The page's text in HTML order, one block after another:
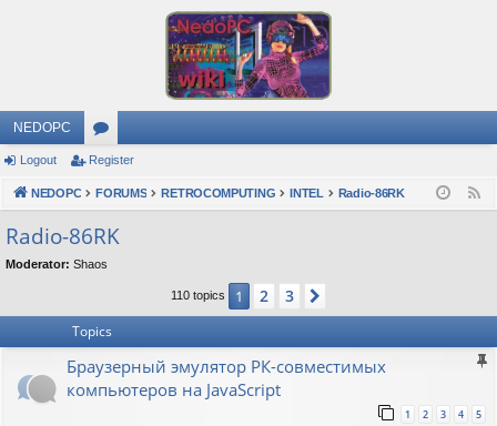
NEDOPC
or
u
m
s
Logout Register
NEDOPC FORUMS RETROCOMPUTING INTEL Radio-86RK
Radio-86RK
Moderator: Shaos
110 topics 1 2 3
Topics
Браузерный эмулятор РК-совместимых
компьютеров на JavaScript
1 2 3 4 5